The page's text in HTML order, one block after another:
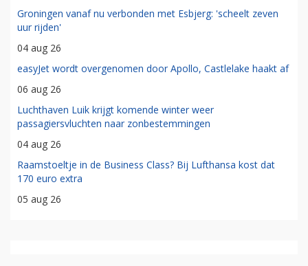
Groningen vanaf nu verbonden met Esbjerg: 'scheelt zeven
uur rijden'
04 aug 26
easyJet wordt overgenomen door Apollo, Castlelake haakt af
06 aug 26
Luchthaven Luik krijgt komende winter weer
passagiersvluchten naar zonbestemmingen
04 aug 26
Raamstoeltje in de Business Class? Bij Lufthansa kost dat
170 euro extra
05 aug 26